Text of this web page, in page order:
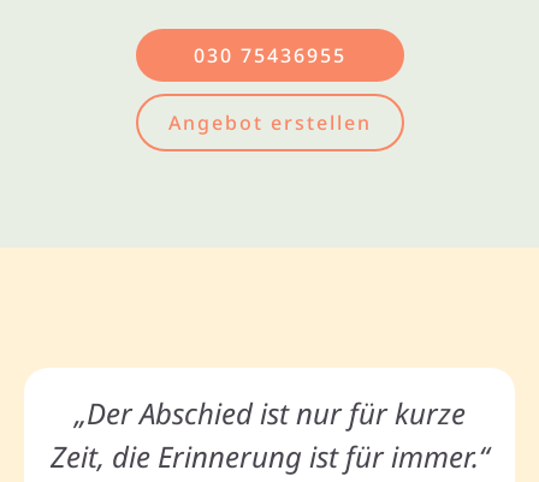
030 75436955
Angebot erstellen
„Der Abschied ist nur für kurze
Zeit, die Erinnerung ist für immer.“